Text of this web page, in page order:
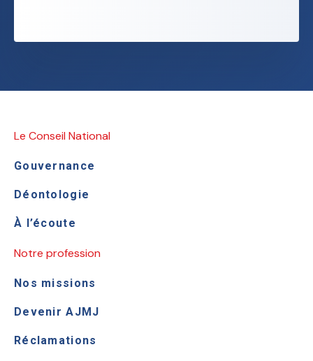
Le Conseil National
Gouvernance
Déontologie
À l’écoute
Notre profession
Nos missions
Devenir AJMJ
Réclamations